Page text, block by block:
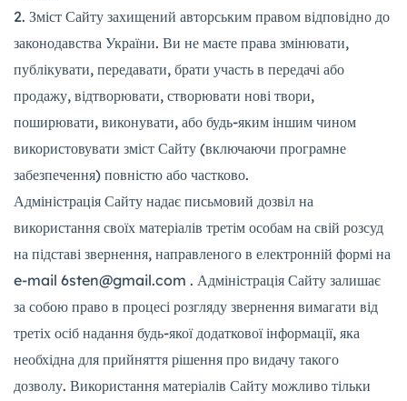
Зміст Сайту захищений авторським правом відповідно до
законодавства України. Ви не маєте права змінювати,
публікувати, передавати, брати участь в передачі або
продажу, відтворювати, створювати нові твори,
поширювати, виконувати, або будь-яким іншим чином
використовувати зміст Сайту (включаючи програмне
забезпечення) повністю або частково.
Адміністрація Сайту надає письмовий дозвіл на
використання своїх матеріалів третім особам на свій розсуд
на підставі звернення, направленого в електронній формі на
e-mail 6sten@gmail.com . Адміністрація Сайту залишає
за собою право в процесі розгляду звернення вимагати від
третіх осіб надання будь-якої додаткової інформації, яка
необхідна для прийняття рішення про видачу такого
дозволу. Використання матеріалів Сайту можливо тільки